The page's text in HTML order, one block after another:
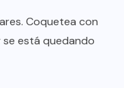
Coquetea con
se está quedando